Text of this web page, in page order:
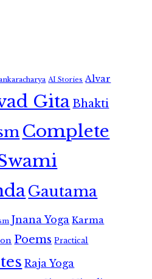
AI Stories Alvar
GitaBhakti
Complete
Gautama
Jnana Yoga Karma
Poems Practical
Raja Yoga